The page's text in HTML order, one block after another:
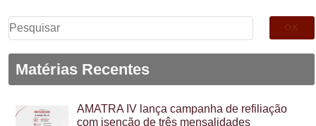
Pesquisar
por:
Matérias Recentes
AMATRA IV lança campanha de refiliação
com isenção de três mensalidades